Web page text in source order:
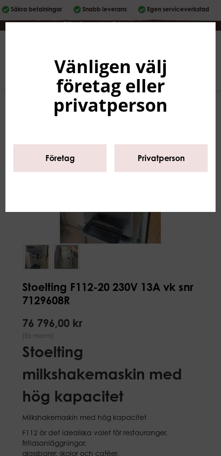
Säkra betalningar Snabb leverans Egen serviceverkstad
Företag | Privatperson
0
Stoelting F112-20 230V 13A vk snr
7129608R
76 796,00 kr
(Ex moms)
Stoelting
milkshakemaskin med
hög kapacitet
Milkshakemaskin med hög kapacitet
F112 är det idealiska valet för restauranger,
fritidsanläggningar,
glassbarer, skolor och caféer.
Vänligen välj
företag eller
privatperson
Företag Privatperson